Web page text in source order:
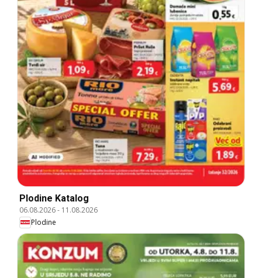
Plodine Katalog
06.08.2026- 11.08.2026
Plodine